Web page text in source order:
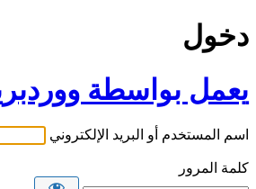
دخول
يعمل بواسطة
اسم المستخدم أو البريد الإلكتروني
كلمة المرور